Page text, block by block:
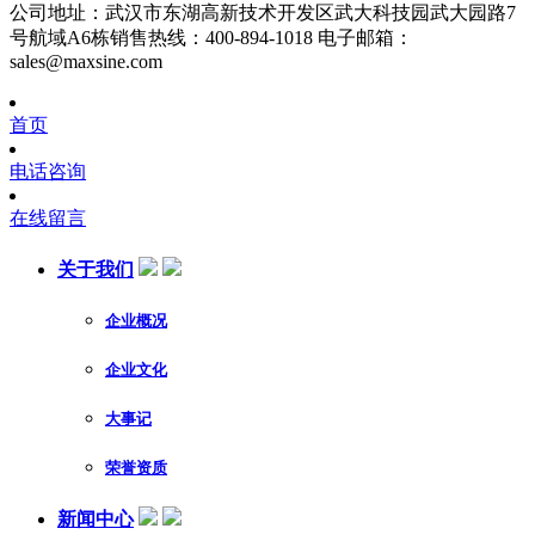
公司地址：武汉市东湖高新技术开发区武大科技园武大园路7
号航域A6栋销售热线：400-894-1018 电子邮箱：
sales@maxsine.com
首页
电话咨询
在线留言
关于我们
企业概况
企业文化
大事记
荣誉资质
新闻中心